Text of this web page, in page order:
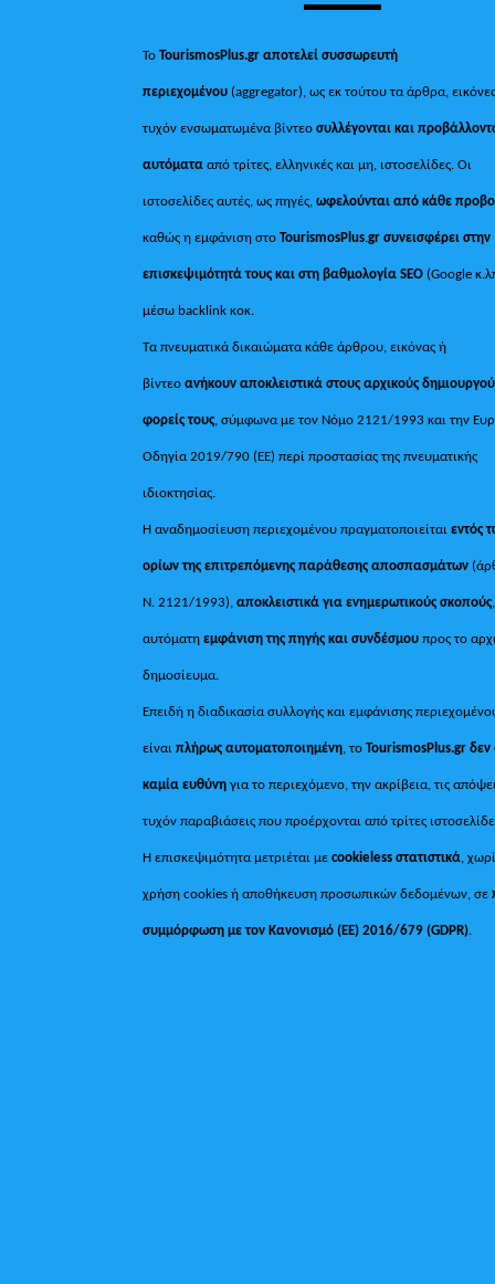
ΤοTourismosPlus.gr αποτελεί συσσωρευτή
περιεχομένου (aggregator), ως εκ τούτου τα άρθρα,
τυχόν ενσωματωμένα βίντεοσυλλέγονται και
αυτόματααπό τρίτες, ελληνικές και μη, ιστοσελίδες. Οι
ιστοσελίδες αυτές, ως πηγές,ωφελούνται από κάθε
καθώς η εμφάνιση στοTourismosPlus.gr συνεισφέρει στην
επισκεψιμότητά τους και στη βαθμολογία SEO (Google
μέσω backlink κοκ.
Τα πνευματικά δικαιώματα κάθε άρθρου, εικόνας ή
βίντεοανήκουν αποκλειστικά στους αρχικούς
φορείς τους, σύμφωνα με τον Νόμο 2121/1993 και την
Οδηγία 2019/790 (ΕΕ) περί προστασίας της πνευματικής
ιδιοκτησίας.
Η αναδημοσίευση περιεχομένου πραγματοποιείταιεντός
ορίων της επιτρεπόμενης παράθεσης αποσπασμάτων
Ν. 2121/1993), αποκλειστικά για ενημερωτικούς σκοπούς
αυτόματηεμφάνιση της πηγής και συνδέσμου προς το
δημοσίευμα.
Επειδή η διαδικασία συλλογής και εμφάνισης
είναιπλήρως αυτοματοποιημένη, τοTourismosPlus.gr δεν
καμία ευθύνη για το περιεχόμενο, την ακρίβεια, τις
τυχόν παραβιάσεις που προέρχονται από τρίτες
Η επισκεψιμότητα μετριέται μεcookieless στατιστικά,
χρήση cookies ή αποθήκευση προσωπικών δεδομένων, σε
συμμόρφωση με τον Κανονισμό (ΕΕ) 2016/679 (GDPR).